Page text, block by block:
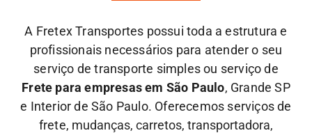
A Fretex Transportes possui toda a estrutura e
profissionais necessários para atender o seu
serviço de transporte simples ou serviço de
Frete para empresas em São Paulo, Grande SP
e Interior de São Paulo. Oferecemos serviços de
frete, mudanças, carretos, transportadora,